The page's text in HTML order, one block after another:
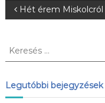
B
j
e
Hét érem Miskolcról
K
e
s
Legutóbbi bejegyzések